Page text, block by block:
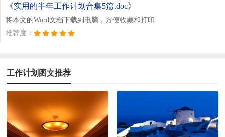
《实用的半年工作计划合集5篇.doc》
将本文的Word文档下载到电脑，方便收藏和打印
推荐度：
工作计划图文推荐